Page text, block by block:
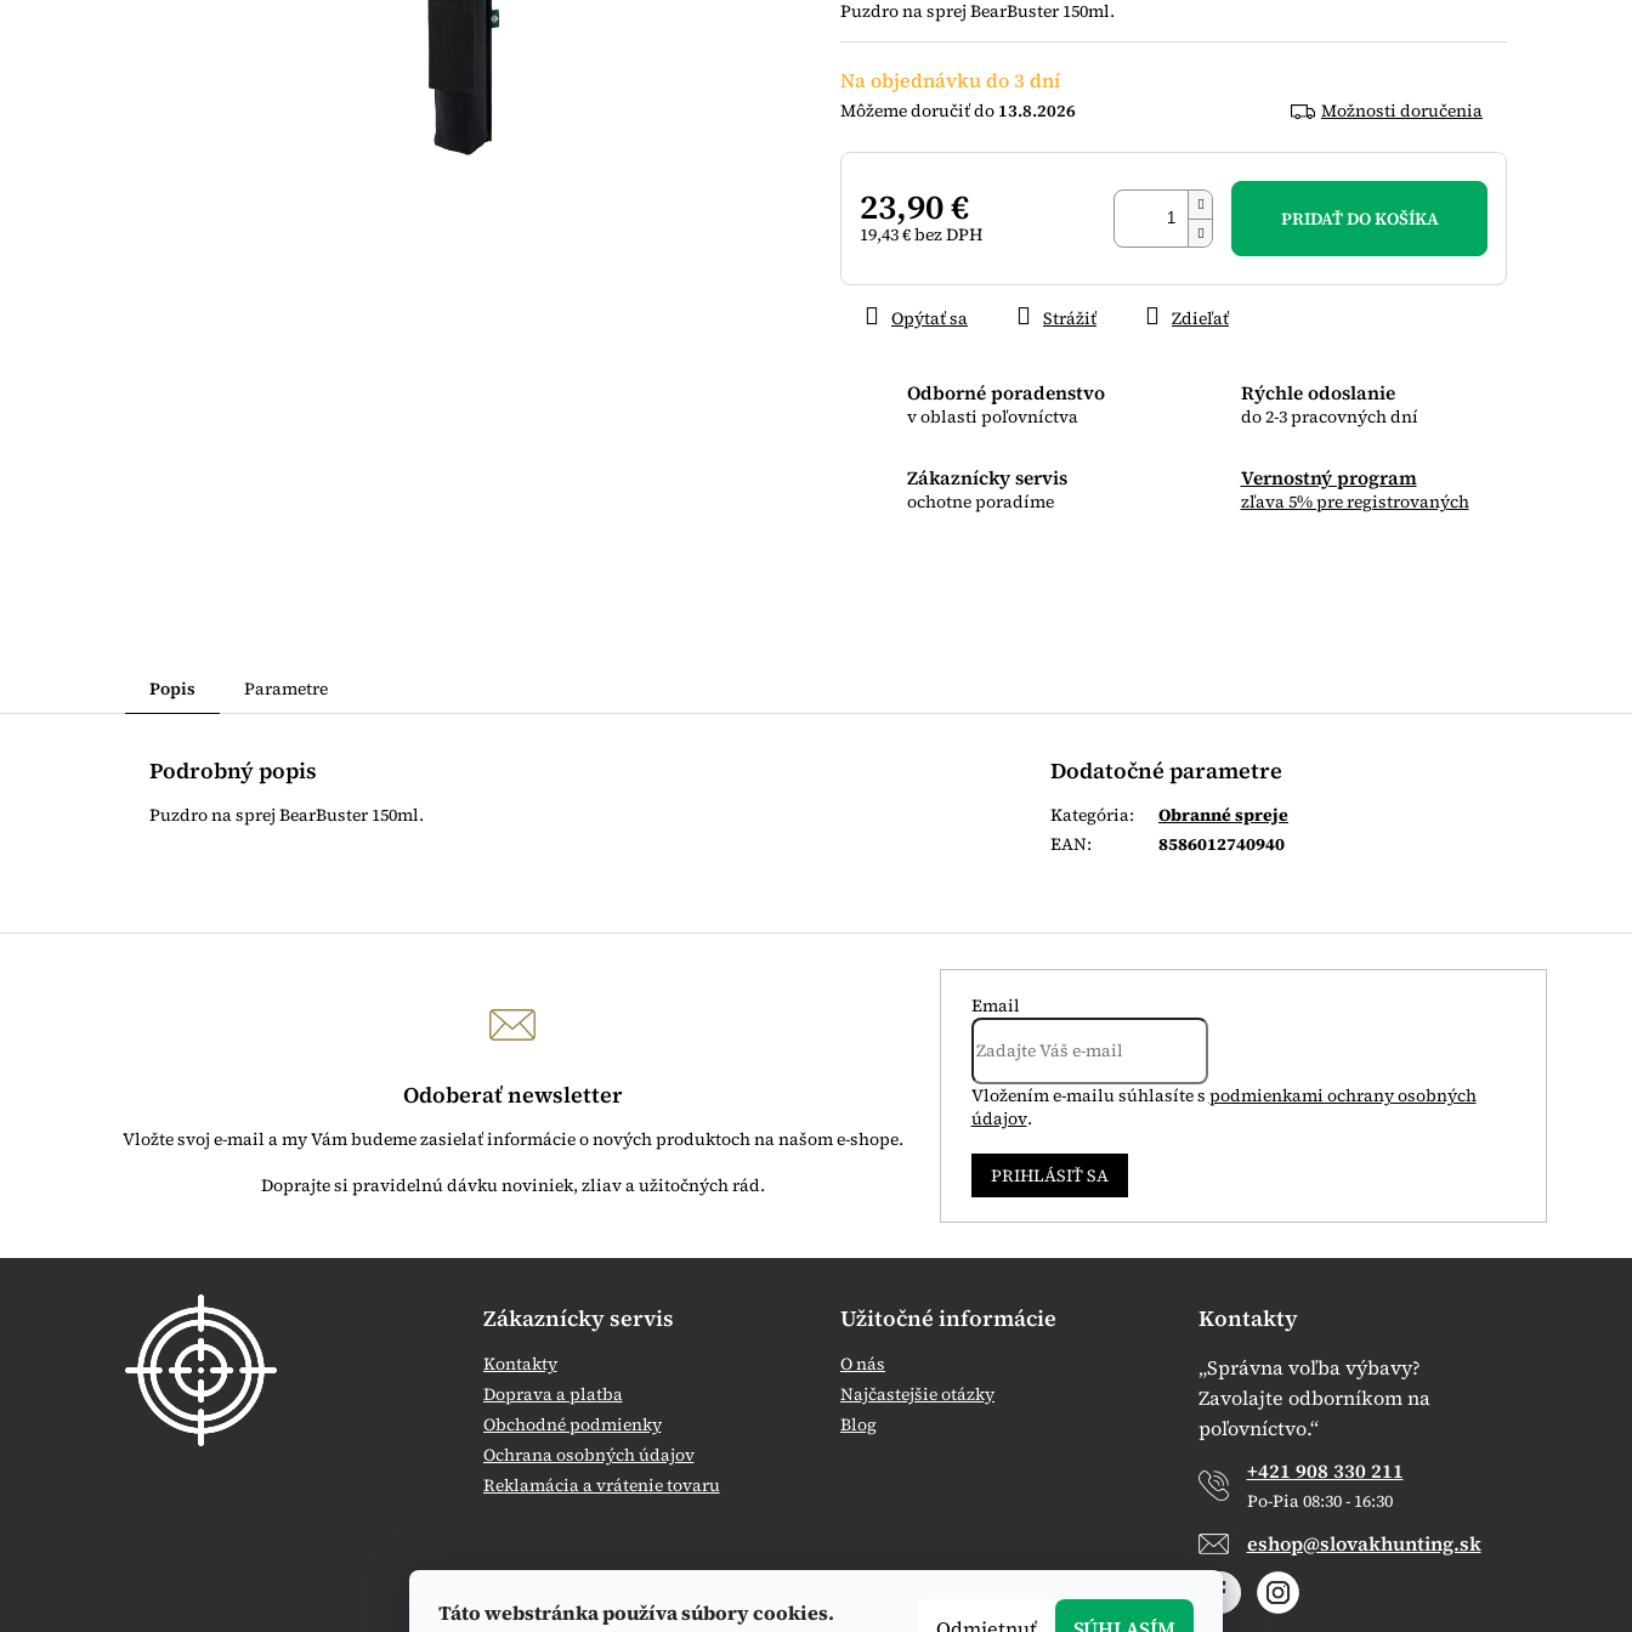
Táto webstránka používa súbory cookies.
Na objednávku do 3 dní
13.8.2026 Možnosti doručenia
23,90 €
19,43 € bez DPH
cena:
PRIDAŤ DO KOŠÍKA
Odborné poradenstvo
v oblasti poľovníctva
Rýchle odoslanie
do 2-3 pracovných dní
Zákaznícky servis
ochotne poradíme
Vernostný program
zľava 5% pre registrovaných
Puzdro na sprej BearBuster 150ml.
Opýtať sa Strážiť Zdieľať
5
hviezdičiek.
Popis Parametre
Podrobný popis
Puzdro na sprej BearBuster 150ml.
Dodatočné parametre
Kategória:
Obranné spreje
EAN: 8586012740940
Odoberať newsletter
Vložte svoj e-mail a my Vám budeme zasielať informácie o nových produktoch na našom e-shope.
Email
Vložením e-mailu súhlasíte s podmienkami ochrany osobných
údajov.
PRIHLÁSIŤ SA
Z
Zákaznícky servis
Kontakty
Doprava a platba
Obchodné podmienky
Ochrana osobných údajov
Reklamácia a vrátenie tovaru
Užitočné informácie
O nás
Najčastejšie otázky
Blog
Kontakty
„Správna voľba výbavy?
Zavolajte odborníkom na
poľovníctvo.“
+421 908 330 211
Po-Pia 08:30 - 16:30
eshop@slovakhunting.sk